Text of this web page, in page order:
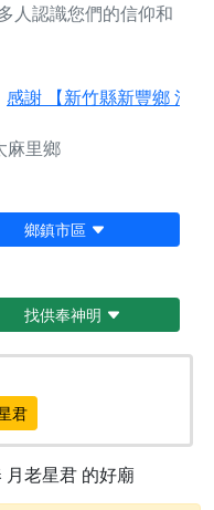
人認識您們的信仰和
感謝 【新竹縣新豐鄉 池
麻里鄉
鄉鎮市區
找供奉神明
君
月老星君 的好廟